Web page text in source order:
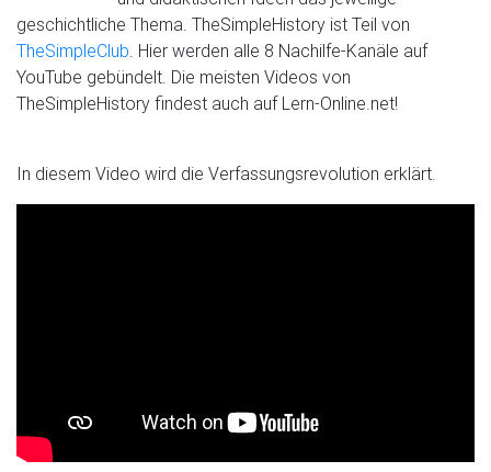
geschichtliche Thema. TheSimpleHistory ist Teil von
TheSimpleClub. Hier werden alle 8 Nachilfe-Kanäle auf
YouTube gebündelt. Die meisten Videos von
TheSimpleHistory findest auch auf Lern-Online.net!
In diesem Video wird die Verfassungsrevolution erklärt.